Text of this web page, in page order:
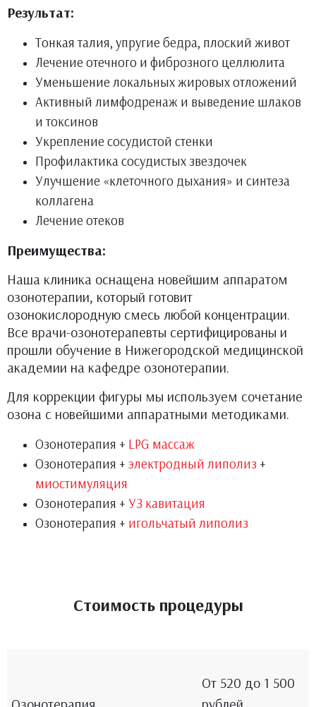
Результат:
Тонкая талия, упругие бедра, плоский живот
Лечение отечного и фиброзного целлюлита
Уменьшение локальных жировых отложений
Активный лимфодренаж и выведение шлаков
и токсинов
Укрепление сосудистой стенки
Профилактика сосудистых звездочек
Улучшение «клеточного дыхания» и синтеза
коллагена
Лечение отеков
Преимущества:
Наша клиника оснащена новейшим аппаратом
озонотерапии, который готовит
озонокислородную смесь любой концентрации.
Все врачи-озонотерапевты сертифицированы и
прошли обучение в Нижегородской медицинской
академии на кафедре озонотерапии.
Для коррекции фигуры мы используем сочетание
озона с новейшими аппаратными методиками.
Озонотерапия + LPG массаж
Озонотерапия + электродный липолиз +
миостимуляция
Озонотерапия + УЗ кавитация
Озонотерапия + игольчатый липолиз
Стоимость процедуры
От 520 до 1 500